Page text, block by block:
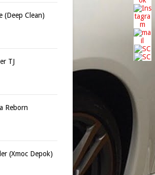
(Deep Clean)
TJ
Reborn
(Xmoc Depok)